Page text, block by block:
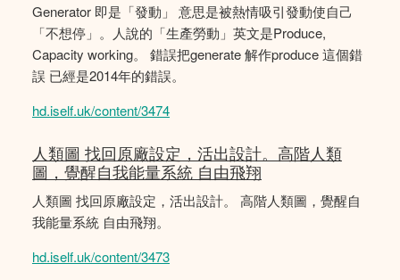
Generator 即是「發動」 意思是被熱情吸引發動使自己
「不想停」。人說的「生產勞動」英文是Produce,
Capacity working。 錯誤把generate 解作produce 這個錯
誤 已經是2014年的錯誤。
hd.iself.uk/content/3474
人類圖 找回原廠設定，活出設計。高階人類
圖，覺醒自我能量系統 自由飛翔
人類圖 找回原廠設定，活出設計。 高階人類圖，覺醒自
我能量系統 自由飛翔。
hd.iself.uk/content/3473